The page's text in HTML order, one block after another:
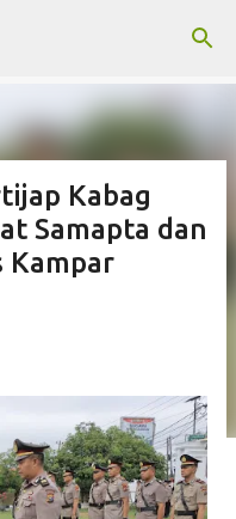
Kabag
Samapta dan
Kampar